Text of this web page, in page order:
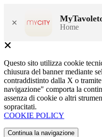
× Home
Questo sito utilizza cookie
chiusura del banner mediante
contraddistinto dalla X o
navigazione" comporta la
assenza di cookie o altri
sopracitati.
COOKIE POLICY
Continua la navigazione